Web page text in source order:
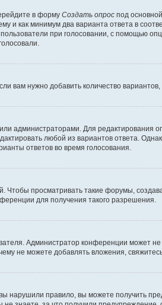
в форму Создать опрос под
и как минимум два варианта ответа в
при голосовании, с помощью
вам нужно добавить количество
администраторами. Для редактирования
любой из вариантов ответа.
ответов во время голосования.
просматривать такие форумы,
для получения такого разрешения.
Администратор конференции может
не можете добавлять вложения,
нарушили правило, вы можете получить